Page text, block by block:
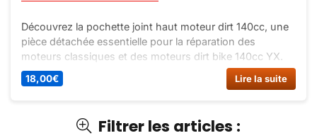
Filtrer les articles :
Découvrez la pochette joint haut moteur dirt 140cc, une
pièce détachée essentielle pour la réparation des
moteurs classiques et des moteurs dirt bike 140cc YX.
Commandez-la dès maintenant sur Dirt Bike France !
18,00€ Lire la suite